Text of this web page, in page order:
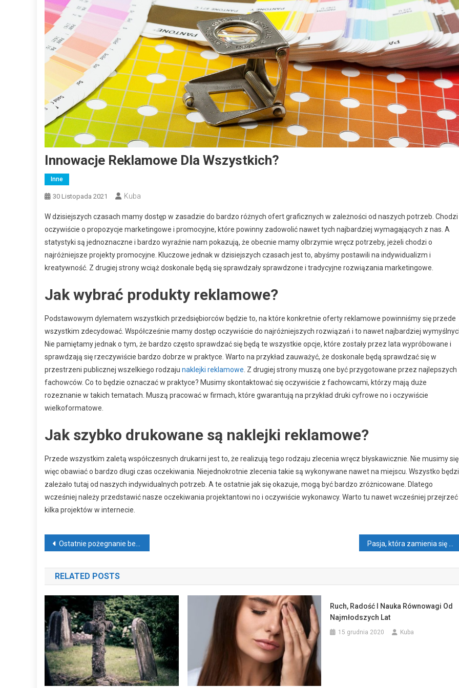
Innowacje Reklamowe Dla Wszystkich?
Inne
30 Listopada 2021 Kuba
W dzisiejszych czasach mamy dostęp w zasadzie do bardzo różnych ofert graficznych w zależności od naszych potrzeb. Chodzi
oczywiście o propozycje marketingowe i promocyjne, które powinny zadowolić nawet tych najbardziej wymagających z nas. A
statystyki są jednoznaczne i bardzo wyraźnie nam pokazują, że obecnie mamy olbrzymie wręcz potrzeby, jeżeli chodzi o
najróżniejsze projekty promocyjne. Kluczowe jednak w dzisiejszych czasach jest to, abyśmy postawili na indywidualizm i
kreatywność. Z drugiej strony wciąż doskonale będą się sprawdzały sprawdzone i tradycyjne rozwiązania marketingowe.
Jak wybrać produkty reklamowe?
Podstawowym dylematem wszystkich przedsiębiorców będzie to, na które konkretnie oferty reklamowe powinniśmy się przede
wszystkim zdecydować. Współcześnie mamy dostęp oczywiście do najróżniejszych rozwiązań i to nawet najbardziej
Nie pamiętamy jednak o tym, że bardzo często sprawdzać się będą te wszystkie opcje, które zostały przez lata wypróbowane i
sprawdzają się rzeczywiście bardzo dobrze w praktyce. Warto na przykład zauważyć, że doskonale będą sprawdzać się w
przestrzeni publicznej wszelkiego rodzaju naklejki reklamowe . Z drugiej strony muszą one być przygotowane przez najlepszych
fachowców. Co to będzie oznaczać w praktyce? Musimy skontaktować się oczywiście z fachowcami, którzy mają duże
rozeznanie w takich tematach. Muszą pracować w firmach, które gwarantują na przykład druki cyfrowe no i oczywiście
wielkoformatowe.
Jak szybko drukowane są naklejki reklamowe?
Przede wszystkim zaletą współczesnych drukarni jest to, że realizują tego rodzaju zlecenia wręcz błyskawicznie. Nie musimy się
więc obawiać o bardzo długi czas oczekiwania. Niejednokrotnie zlecenia takie są wykonywane nawet na miejscu. Wszystko
zależało tutaj od naszych indywidualnych potrzeb. A te ostatnie jak się okazuje, mogą być bardzo zróżnicowane. Dlatego
wcześniej należy przedstawić nasze oczekiwania projektantowi no i oczywiście wykonawcy. Warto tu nawet wcześniej przejrzeć
kilka projektów w internecie.
Nawigacja wpisu
Ostatnie pożegnanie bez ram religijnych
RELATED POSTS
Ruch, Radość I Nauka Równowagi Od
Najmłodszych Lat
15 grudnia 2020 Kuba